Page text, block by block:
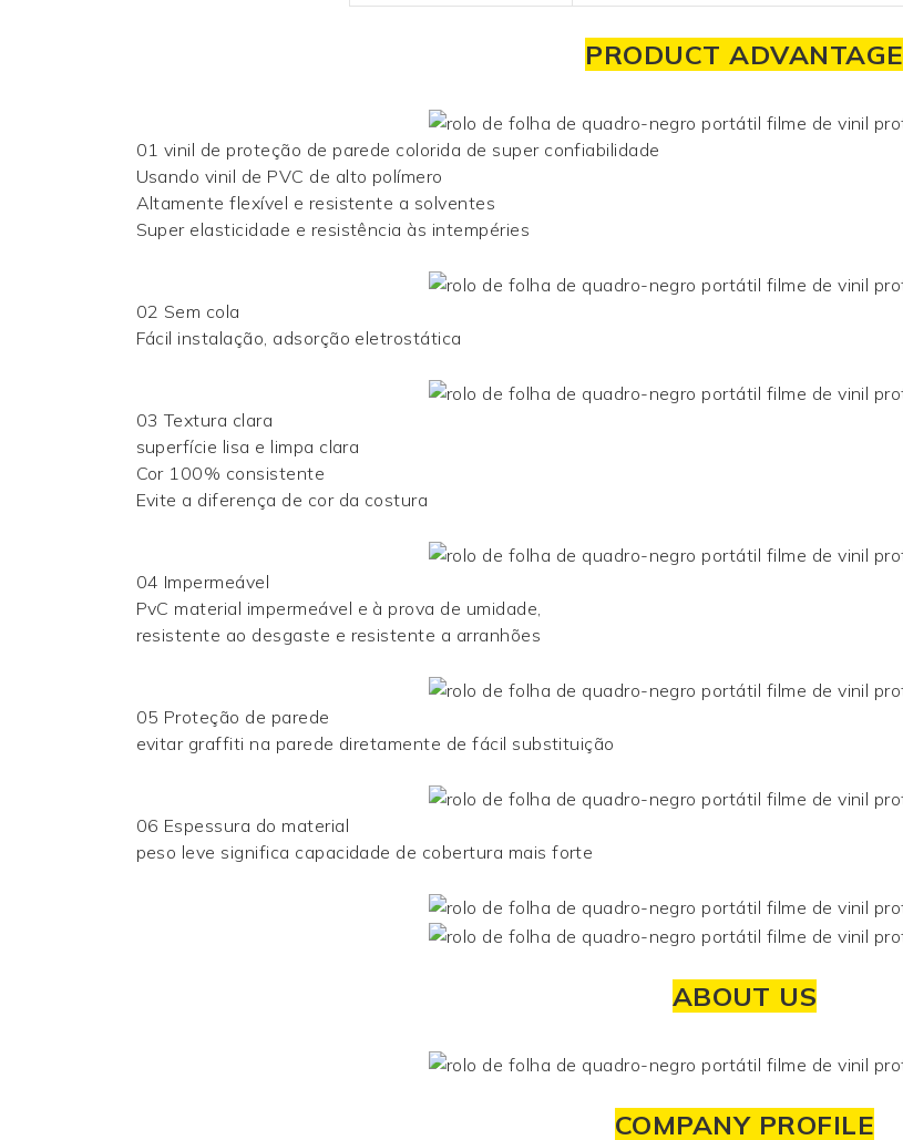
PRODUCT ADVANTAGE
01 vinil de proteção de parede colorida de super confiabilidade
Usando vinil de PVC de alto polímero
Altamente flexível e resistente a solventes
Super elasticidade e resistência às intempéries
02 Sem cola
Fácil instalação, adsorção eletrostática
03 Textura clara
superfície lisa e limpa clara
Cor 100% consistente
Evite a diferença de cor da costura
04 Impermeável
PvC material impermeável e à prova de umidade,
resistente ao desgaste e resistente a arranhões
05 Proteção de parede
evitar graffiti na parede diretamente de fácil substituição
06 Espessura do material
peso leve significa capacidade de cobertura mais forte
ABOUT US
COMPANY PROFILE